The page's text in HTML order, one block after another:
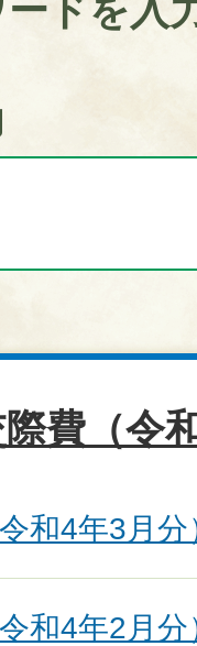
ドを入
費（令
和4年3月分
和4年2月分